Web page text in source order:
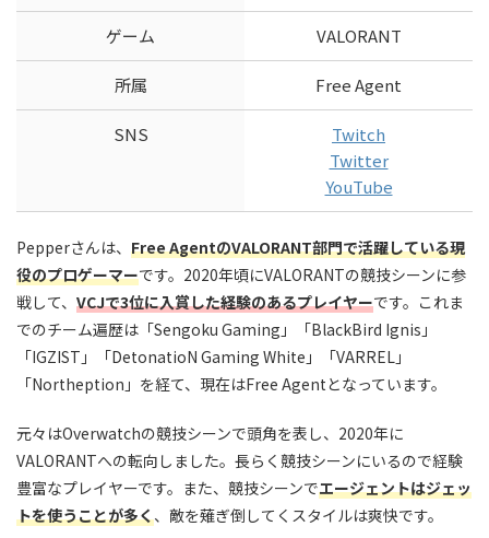
ゲーム VALORANT
所属 Free Agent
SNS
Twitch
Twitter
YouTube
Pepperさんは、 Free AgentのVALORANT部門で活躍している現
役のプロゲーマーです。2020年頃にVALORANTの競技シーンに参
戦して、 VCJで3位に入賞した経験のあるプレイヤーです。これま
でのチーム遍歴は「Sengoku Gaming」「BlackBird Ignis」
「IGZIST」「DetonatioN Gaming White」「VARREL」
「Northeption」を経て、現在はFree Agentとなっています。
元々はOverwatchの競技シーンで頭角を表し、2020年に
VALORANTへの転向しました。長らく競技シーンにいるので経験
豊富なプレイヤーです。また、競技シーンでエージェントはジェッ
トを使うことが多く、敵を薙ぎ倒してくスタイルは爽快です。